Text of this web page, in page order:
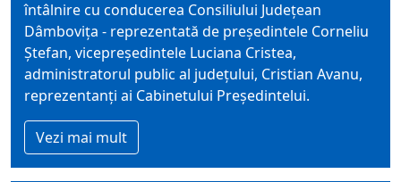
întâlnire cu conducerea Consiliului Județean
Dâmbovița - reprezentată de președintele Corneliu
Ștefan, vicepreședintele Luciana Cristea,
administratorul public al județului, Cristian Avanu,
reprezentanți ai Cabinetului Președintelui.
Vezi mai mult